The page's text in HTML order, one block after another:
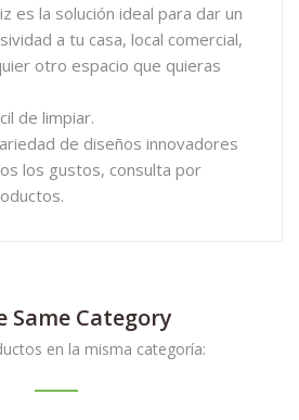
es la solución ideal para dar un
a tu casa, local comercial,
otro espacio que quieras
de limpiar.
de diseños innovadores
los gustos, consulta por
Same Category
en la misma categoría: